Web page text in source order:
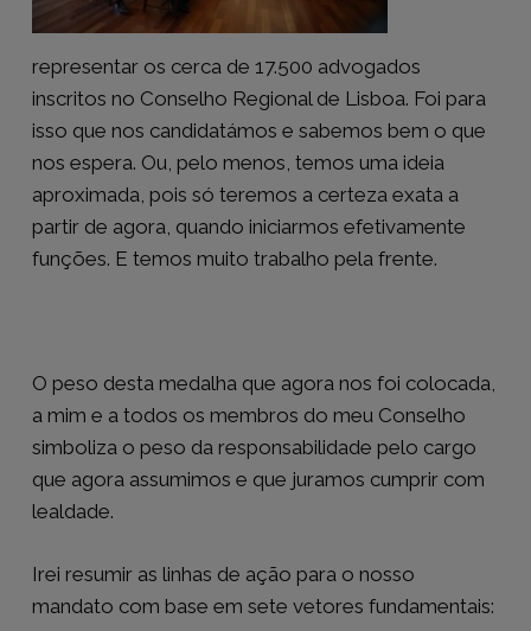
representar os cerca de 17.500 advogados
inscritos no Conselho Regional de Lisboa. Foi para
isso que nos candidatámos e sabemos bem o que
nos espera. Ou, pelo menos, temos uma ideia
aproximada, pois só teremos a certeza exata a
partir de agora, quando iniciarmos efetivamente
funções. E temos muito trabalho pela frente.
O peso desta medalha que agora nos foi colocada,
a mim e a todos os membros do meu Conselho
simboliza o peso da responsabilidade pelo cargo
que agora assumimos e que juramos cumprir com
lealdade.
Irei resumir as linhas de ação para o nosso
mandato com base em sete vetores fundamentais: